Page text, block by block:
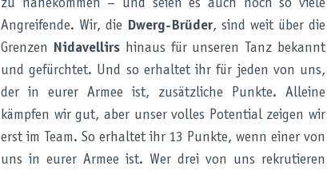
zu nahekommen – und seien es auch noch so viele
Angreifende. Wir, die Dwerg-Brüder, sind weit über die
Grenzen Nidavellirshinaus für unseren Tanz bekannt
und gefürchtet. Und so erhaltet ihr für jeden von uns,
der in eurer Armee ist, zusätzliche Punkte. Alleine
kämpfen wir gut, aber unser volles Potential zeigen wir
erst im Team. So erhaltet ihr 13 Punkte, wenn einer von
uns in eurer Armee ist. Wer drei von uns rekrutieren